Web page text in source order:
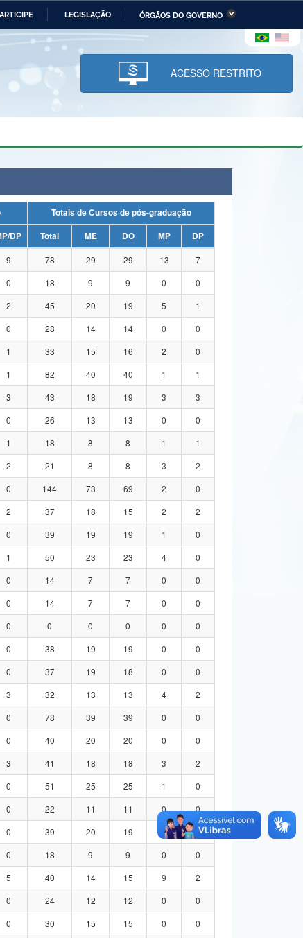
LEGISLAÇÃO ÓRGÃOS DO GOVERNO
da Economia Ministério da Infraestrutura
Ministério da Ciência,
Tecnologia, Inovações e
Comunicações
Humanos
ACESSO RESTRITO
Totais de Cursos de pós-graduação
DP Total ME DO MP
DP
9 78 29 29 13
7
0 18 9 9 0
0
2 45 20 19 5
1
0 28 14 14 0
0
1 33 15 16 2
0
1 82 40 40 1
1
3 43 18 19 3
3
0 26 13 13 0
0
1 18 8 8 1
1
2 21 8 8 3
2
0 144 73 69 2
0
2 37 18 15 2
2
0 39 19 19 1
0
1 50 23 23 4
0
0 14 7 7 0
0
0 14 7 7 0
0
0 0 0 0 0
0
0 38 19 19 0
0
0 37 19 18 0
0
3 32 13 13 4
2
0 78 39 39 0
0
0 40 20 20 0
0
3 41 18 18 3
2
0 51 25 25 1
0
0 22 11 11 0
0
0 39 20 19 0
0
0 18 9 9 0
0
5 40 14 15 9
2
0 24 12 12 0
0
0 30 15 15 0
0